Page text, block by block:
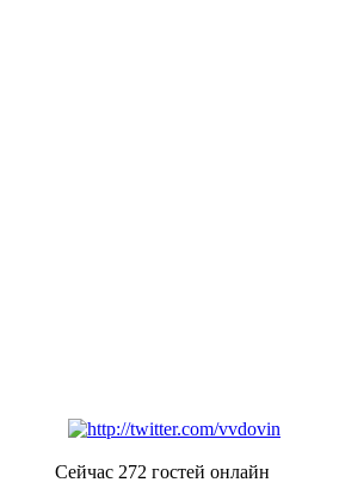
Сейчас 272 гостей онлайн